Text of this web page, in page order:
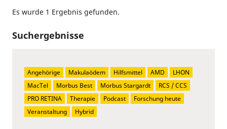
Es wurde 1 Ergebnis gefunden.
Suchergebnisse
Angehörige Makulaödem Hilfsmittel AMD
LHON
MacTel
Morbus Best Morbus Stargardt
RCS / CCS
PRO RETINA
Therapie Podcast
Forschung heute
Veranstaltung
Hybrid